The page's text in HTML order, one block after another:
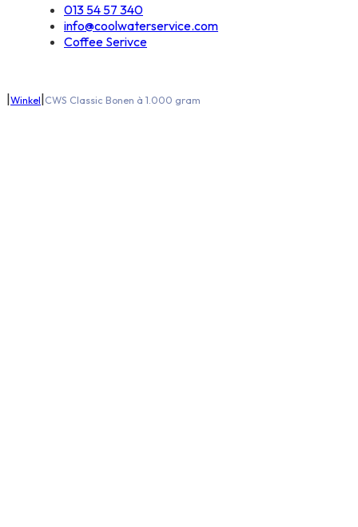
013 54 57 340
info@coolwaterservice.com
Coffee Serivce
|Winkel|CWS Classic Bonen à 1.000 gram